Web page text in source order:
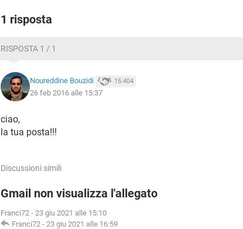
1 risposta
RISPOSTA 1 / 1
Noureddine Bouzidi 15.404
26 feb 2016 alle 15:37
ciao,
la tua posta!!!
Discussioni simili
Gmail non visualizza l'allegato
Franci72 - 23 giu 2021 alle 15:10
Franci72 - 23 giu 2021 alle 16:59